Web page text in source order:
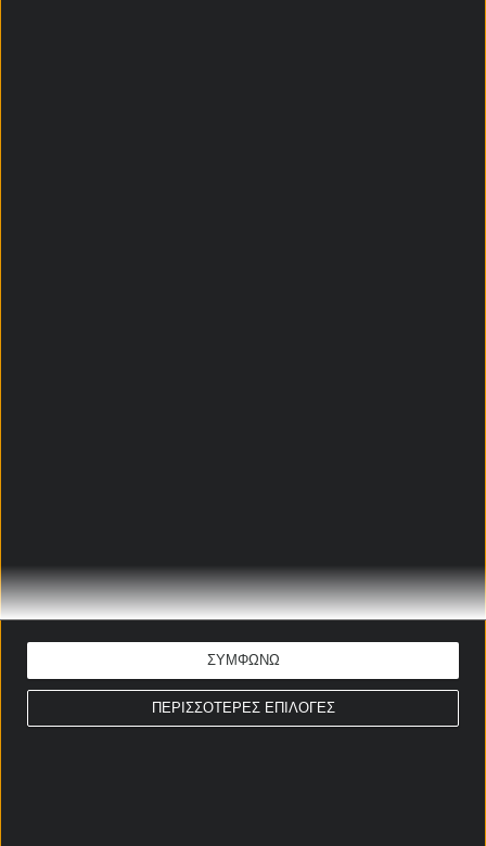
ΠΕΡΙΣΣΟΤΕΡΕΣ ΕΠΙΛΟΓΕΣ
ΣΥΜΦΩΝΩ
ΝΟΤΙΑ ΚΟΡΕΑ - ΤΣΕΧΙΑ
ΠΡΟΓΝΩΣΤΙΚΑ
Αλέξανδρος Λοθάνο
Ώρα έναρξης: 05:00